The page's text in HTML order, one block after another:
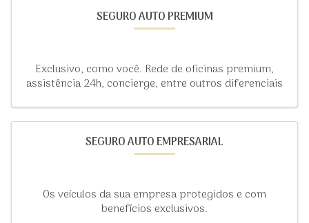
SEGURO AUTO PREMIUM
Exclusivo, como você. Rede de oficinas premium,
assistência 24h, concierge, entre outros diferenciais
SEGURO AUTO EMPRESARIAL
Os veículos da sua empresa protegidos e com
benefícios exclusivos.